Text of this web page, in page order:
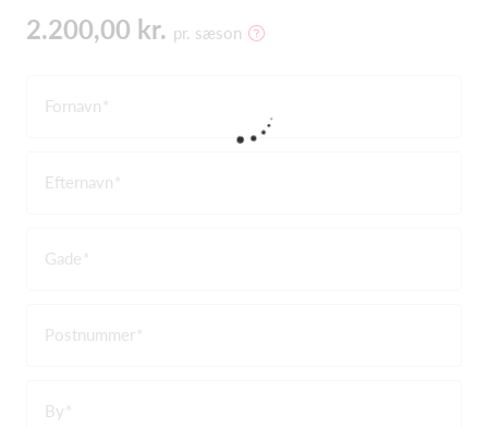
2.200,00 kr. pr. sæson
Fornavn
Efternavn
Gade
Postnummer
By